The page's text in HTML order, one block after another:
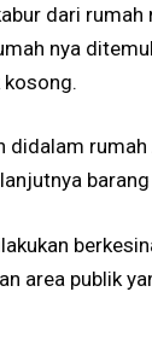
dari
nya
didalam
area publik